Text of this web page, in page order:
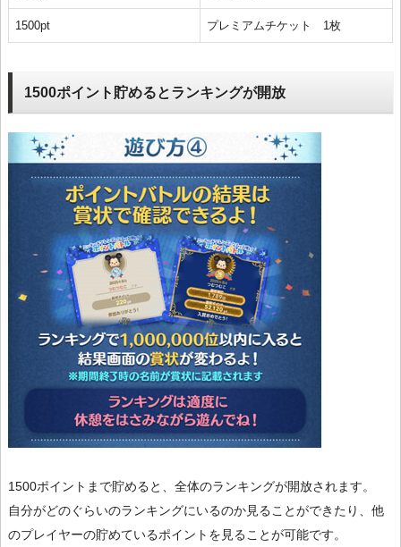
1500pt プレミアムチケット 1枚
1500ポイント貯めるとランキングが開放
1500ポイントまで貯めると、全体のランキングが開放されます。
自分がどのぐらいのランキングにいるのか見ることができたり、他
のプレイヤーの貯めているポイントを見ることが可能です。